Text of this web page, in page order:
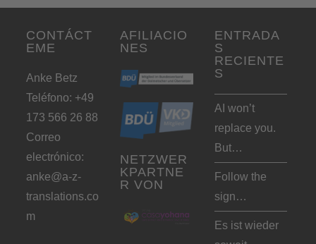
CONTÁCT
EME
Anke Betz
Teléfono: +49
173 566 26 88
Correo
electrónico:
anke@a-z-
translations.co
m
AFILIACIO
NES
NETZWER
KPARTNE
R VON
ENTRADA
S
RECIENTE
S
AI won’t
replace you.
But…
Follow the
sign…
Es ist wieder